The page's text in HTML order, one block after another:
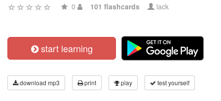
0 101 flashcards lack
start learning
download mp3 print play test yourself